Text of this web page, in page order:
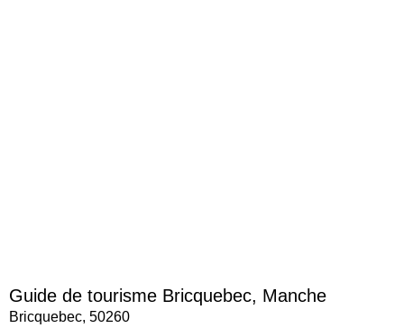
Bricquebec, 50260
Guide de tourisme Bricquebec, Manche